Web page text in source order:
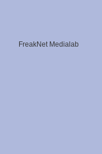
FreakNet Medialab